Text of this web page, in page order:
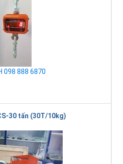
098 888 6870
30 tấn (30T/10kg)